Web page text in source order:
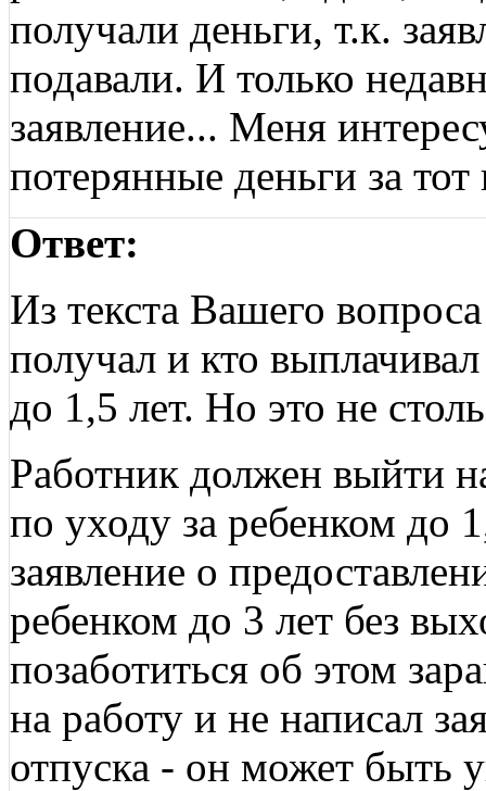
получали деньги, т.к.
подавали. И только
заявление... Меня
потерянные деньги за
Ответ:
Из текста Вашего
получал и кто
до 1,5 лет. Но это не
Работник должен выйти
по уходу за ребенком до
заявление о
ребенком до 3 лет без
позаботиться об этом
на работу и не написал
отпуска - он может быть